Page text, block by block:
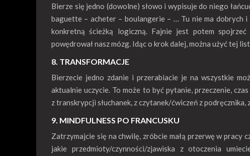
Bierze się jedno (dowolne) słowo i wypisuje do niego
baguette – acheter – boulangerie – … Tu nie ma dobrych i
konkretną ścieżką logiczną. Fajnie jest potem
powędrował nasz mózg. Idąc o krok dalej, można użyć tej
8. TRANSFORMACJE
Bierzecie jedno zdanie i przerabiacie je na wszystkie
aktualnie uczycie. To może to być pytanie, przeczenie,
z transkrypcji słuchanek, z czytanek/ćwiczeń z
9. MINDFULNESS PO FRANCUSKU
Zatrzymajcie się na chwilę, zróbcie małą przerwę w pracy
jakie przedmioty/czynności/zjawiska z otoczenia